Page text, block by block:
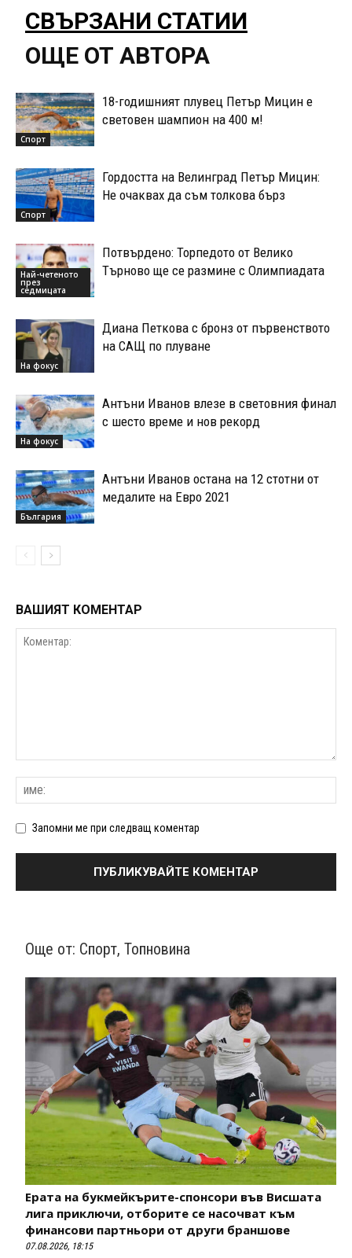
СВЪРЗАНИ СТАТИИ
ОЩЕ ОТ АВТОРА
Спорт
18-годишният плувец Петър Мицин е
световен шампион на 400 м!
Спорт
Гордостта на Велинград Петър Мицин:
Не очаквах да съм толкова бърз
Най-четеното
през
седмицата
Потвърдено: Торпедото от Велико
Търново ще се размине с Олимпиадата
На фокус
Диана Петкова с бронз от първенството
на САЩ по плуване
На фокус
Антъни Иванов влезе в световния финал
с шесто време и нов рекорд
България
Антъни Иванов остана на 12 стотни от
медалите на Евро 2021
ВАШИЯТ КОМЕНТАР
Запомни ме при следващ коментар
Още от: Спорт, Топновина
Ерата на букмейкърите-спонсори във Висшата
лига приключи, отборите се насочват към
финансови партньори от други браншове
07.08.2026, 18:15